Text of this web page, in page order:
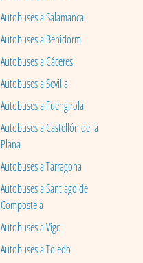
Autobuses a Salamanca
Autobuses a Benidorm
Autobuses a Cáceres
Autobuses a Sevilla
Autobuses a Fuengirola
Autobuses a Castellón de la
Plana
Autobuses a Tarragona
Autobuses a Santiago de
Compostela
Autobuses a Vigo
Autobuses a Toledo